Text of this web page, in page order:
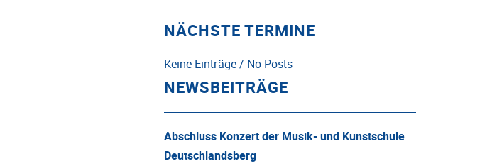
NÄCHSTE TERMINE
Keine Einträge / No Posts
NEWSBEITRÄGE
Abschluss Konzert der Musik- und Kunstschule
Deutschlandsberg